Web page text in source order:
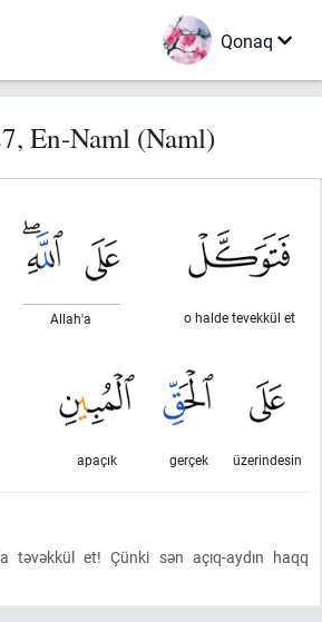
Qonaq
En-Naml (Naml)
o halde tevekkül et
Allah'a
üzerindesin
gerçek
apaçık
təvəkkül et! Çünki sən açıq-aydın haqq